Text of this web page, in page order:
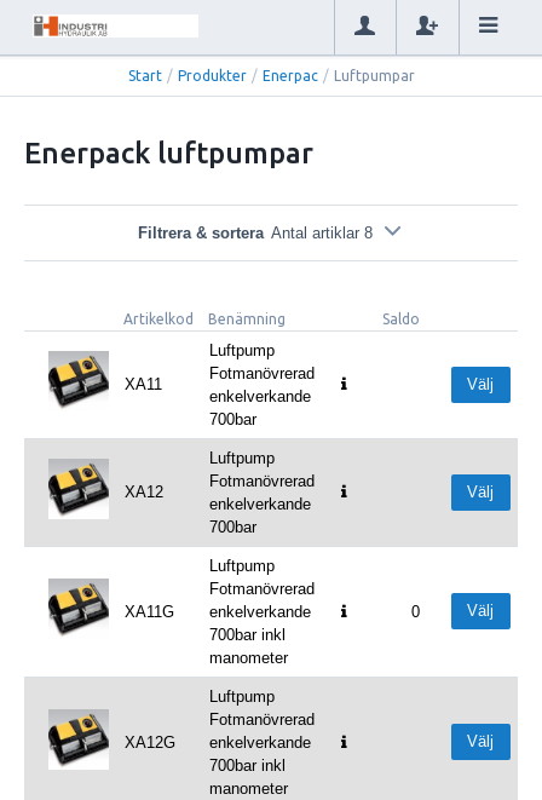
Start / Produkter / Enerpac / Luftpumpar
Enerpack luftpumpar
Filtrera & sortera Antal artiklar 8
Artikelkod Benämning Saldo
XA11
Luftpump
Fotmanövrerad
enkelverkande
700bar
Välj
XA12
Luftpump
Fotmanövrerad
enkelverkande
700bar
Välj
XA11G
Luftpump
Fotmanövrerad
enkelverkande
700bar inkl
manometer
0 Välj
XA12G
Luftpump
Fotmanövrerad
enkelverkande
700bar inkl
manometer
Välj